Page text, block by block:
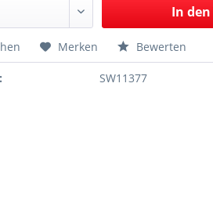
In den
Merken Bewerten
SW11377